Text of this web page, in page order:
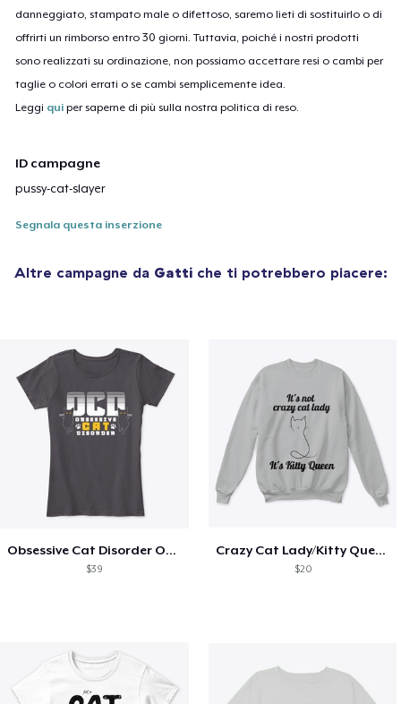
danneggiato, stampato male o difettoso, saremo lieti di sostituirlo o di
offrirti un rimborso entro 30 giorni. Tuttavia, poiché i nostri prodotti
sono realizzati su ordinazione, non possiamo accettare resi o cambi per
taglie o colori errati o se cambi semplicemente idea.
Leggi qui per saperne di più sulla nostra politica di reso.
ID campagne
pussy-cat-slayer
Segnala questa inserzione
Altre campagne da Gattiche ti potrebbero piacere:
Obsessive Cat Disorder OCD Kittens Lover
$39
Crazy Cat Lady/Kitty Queen
$20